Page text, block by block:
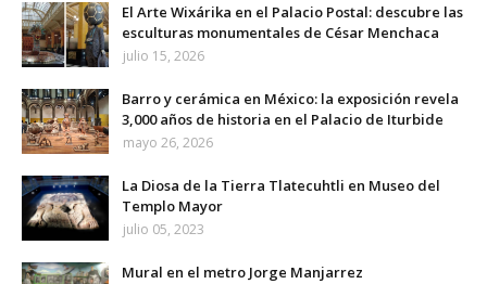
El Arte Wixárika en el Palacio Postal: descubre las
esculturas monumentales de César Menchaca
julio 15, 2026
Barro y cerámica en México: la exposición revela
3,000 años de historia en el Palacio de Iturbide
mayo 26, 2026
La Diosa de la Tierra Tlatecuhtli en Museo del
Templo Mayor
julio 05, 2023
Mural en el metro Jorge Manjarrez